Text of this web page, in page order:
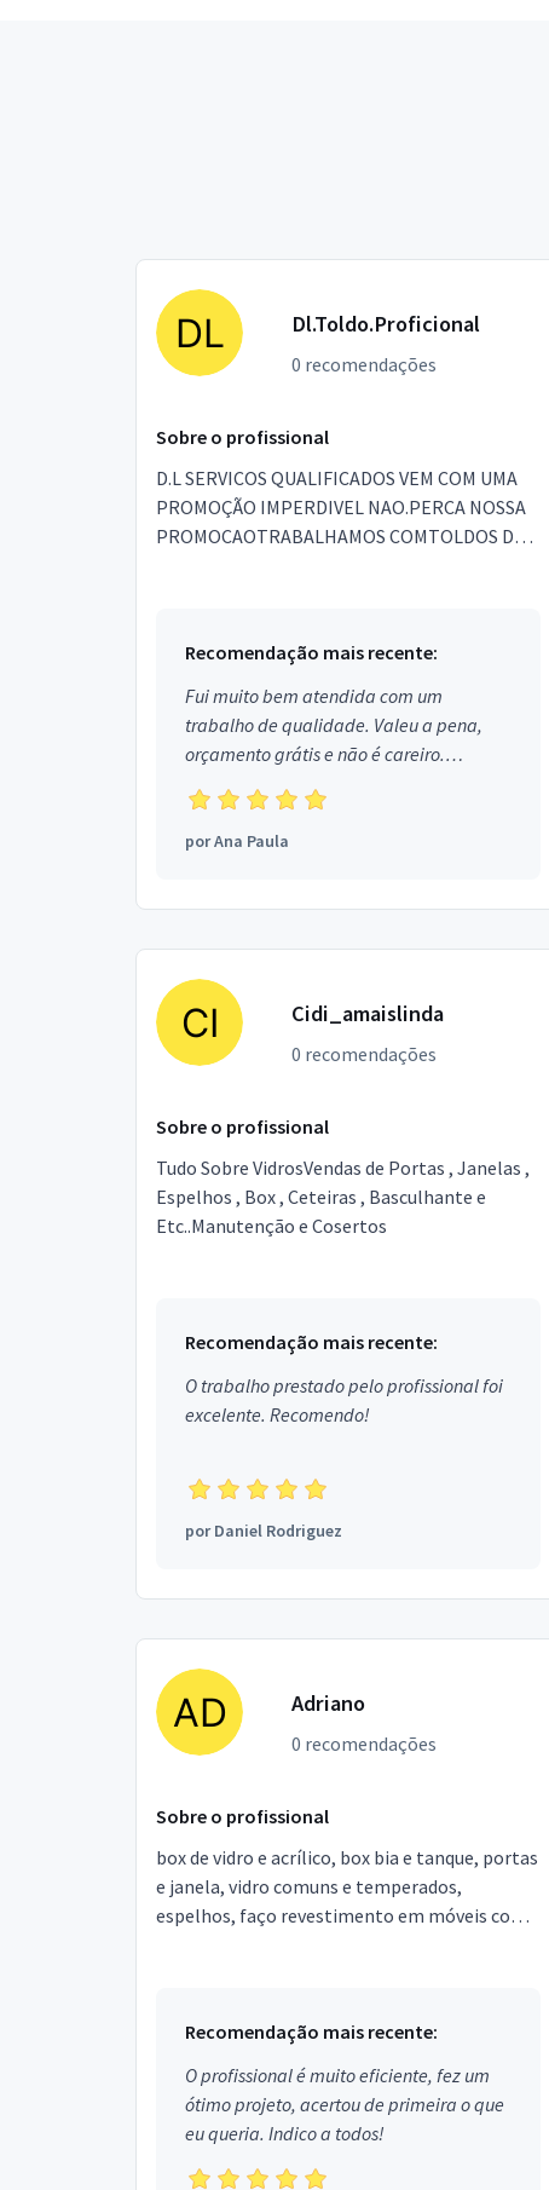
Dl.Toldo.Proficional
0 recomendações
Sobre o profissional
D.L SERVICOS QUALIFICADOS VEM COM UMA
PROMOÇÃO IMPERDIVEL NAO.PERCA NOSSA
PROMOCAOTRABALHAMOS COMTOLDOS DE
Recomendação mais recente:
Fui muito bem atendida com um
trabalho de qualidade. Valeu a pena,
orçamento grátis e não é careiro.
Obrigada!
porAna Paula
Cidi_amaislinda
0 recomendações
Sobre o profissional
Tudo Sobre VidrosVendas de Portas , Janelas ,
Espelhos , Box , Ceteiras , Basculhante e
Etc..Manutenção e Cosertos
Recomendação mais recente:
O trabalho prestado pelo profissional foi
excelente. Recomendo!
porDaniel Rodriguez
Adriano
0 recomendações
Sobre o profissional
box de vidro e acrílico, box bia e tanque, portas
e janela, vidro comuns e temperados,
espelhos, faço revestimento em móveis com
Recomendação mais recente:
O profissional é muito eficiente, fez um
ótimo projeto, acertou de primeira o que
eu queria. Indico a todos!